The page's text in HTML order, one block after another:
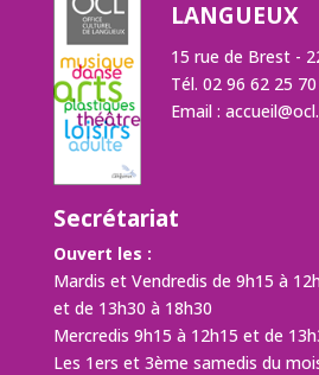
LANGUEUX
15 rue de Brest -
Tél. 02 96 62 25 70
Email :
Secrétariat
Ouvert les :
Mardis et Vendredis de 9h15 à
et de 13h30 à 18h30
Mercredis 9h15 à 12h15 et de
Les 1ers et 3ème samedis du